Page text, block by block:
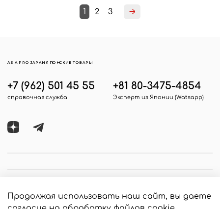
1 2 3
+7 (962) 501 45 55
справочная служба
+81 80-3475-4854
Эксперт из Японии (Watsapp)
ASIA PRO JAPAN ЯПОНСКИЕ ТОВАРЫ
Продолжая использовать наш сайт, вы даете